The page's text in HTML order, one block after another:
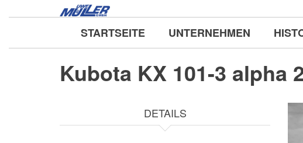
zum
STARTSEITE UNTERNEHMEN
Kubota KX 101-3 alpha
DETAILS